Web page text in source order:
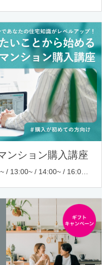
ンション購入講座